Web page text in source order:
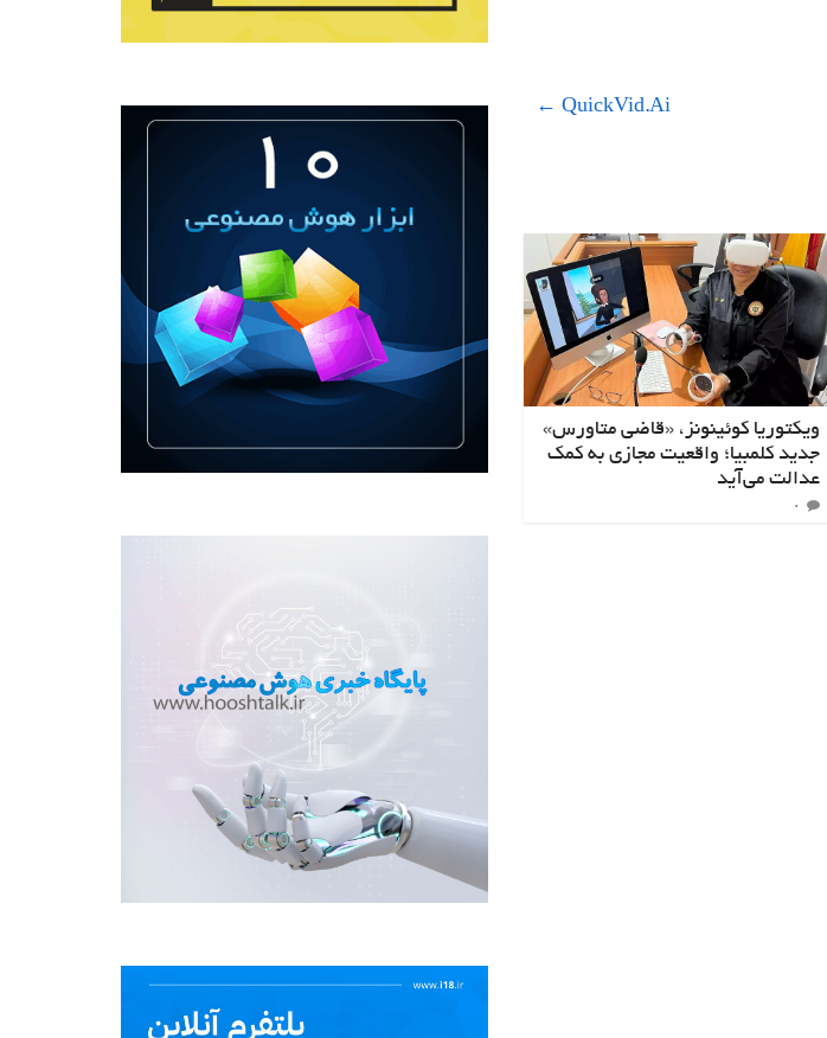
QuickVid.Ai
←
ویکتوریا کوئینونز، «قاضی متاورس»
جدید کلمبیا؛ واقعیت مجازی به کمک
عدالت می‌آید
۰